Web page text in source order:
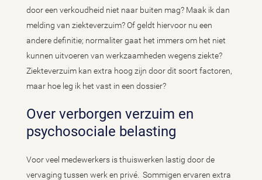
door een verkoudheid niet naar buiten mag? Maak ik dan
melding van ziekteverzuim? Of geldt hiervoor nu een
andere definitie; normaliter gaat het immers om het niet
kunnen uitvoeren van werkzaamheden wegens ziekte?
Ziekteverzuim kan extra hoog zijn door dit soort factoren,
maar hoe leg ik het vast in een dossier?
Over verborgen verzuim en
psychosociale belasting
Voor veel medewerkers is thuiswerken lastig door de
vervaging tussen werk en privé. Sommigen ervaren extra